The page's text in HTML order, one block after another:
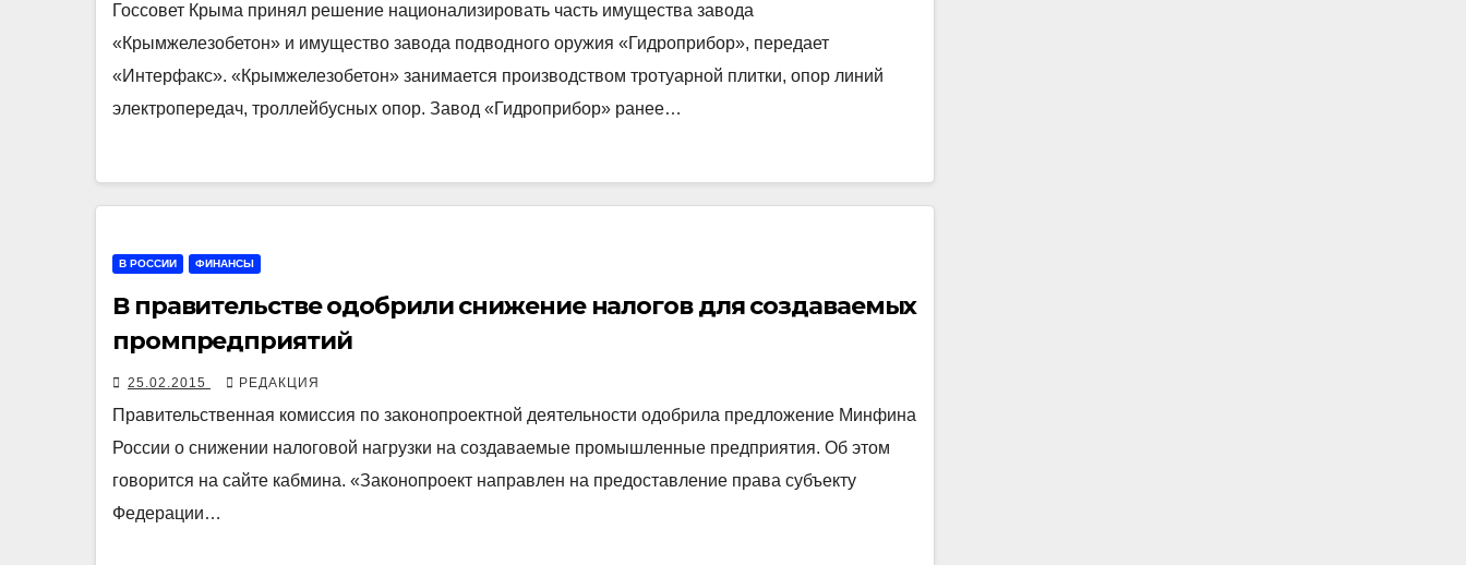
Госсовет Крыма принял решение национализировать часть имущества завода
«Крымжелезобетон» и имущество завода подводного оружия «Гидроприбор», передает
«Интерфакс». «Крымжелезобетон» занимается производством тротуарной плитки, опор линий
электропередач, троллейбусных опор. Завод «Гидроприбор» ранее…
В РОССИИ ФИНАНСЫ
В правительстве одобрили снижение налогов для создаваемых
промпредприятий
25.02.2015 РЕДАКЦИЯ
Правительственная комиссия по законопроектной деятельности одобрила предложение Минфина
России о снижении налоговой нагрузки на создаваемые промышленные предприятия. Об этом
говорится на сайте кабмина. «Законопроект направлен на предоставление права субъекту
Федерации…